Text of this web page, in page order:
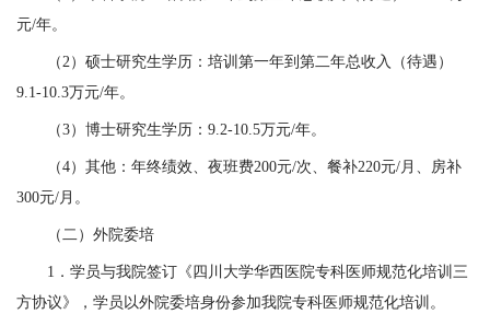
元/年。
（ 2 ）硕士研究生学历：培训第一年到第二年总收入（待遇）
9.1-10.3万元/年。
（3）博士研究生学历： 9.2-10.5万元/年。
（4）其他：年终绩效、夜班费200元/次、餐补220元/月、房补
300元/月。
（二）外院委培
1 ． 学员与我院签订《四川大学华西医院专科医师规范化培训三
方协议》，学员以外院委培身份参加我院专科医师规范化培训。